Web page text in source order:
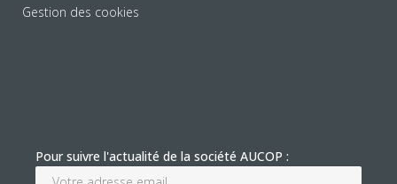
Gestion des cookies
Pour suivre l'actualité de la société AUCOP :